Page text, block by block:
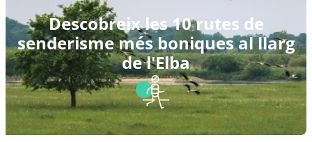
Descobreix les 10 rutes de
senderisme més boniques al llarg
de l'Elba